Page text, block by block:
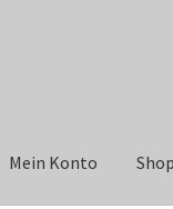
Mein Konto Shop